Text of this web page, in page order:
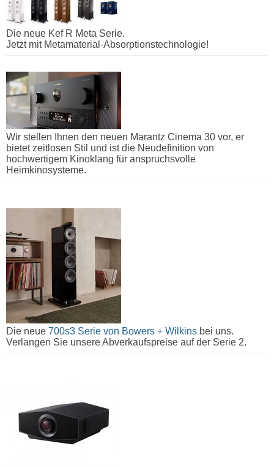
Die neue Kef R Meta Serie.
Jetzt mit Metamaterial-Absorptionstechnologie!
Wir stellen Ihnen den neuen Marantz Cinema 30 vor, er
bietet zeitlosen Stil und ist die Neudefinition von
hochwertigem Kinoklang für anspruchsvolle
Heimkinosysteme.
Die neue 700s3 Serie von Bowers + Wilkins bei uns.
Verlangen Sie unsere Abverkaufspreise auf der Serie 2.